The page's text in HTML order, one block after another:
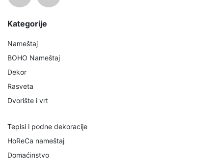
Kategorije
Nameštaj
BOHO Nameštaj
Dekor
Rasveta
Dvorište i vrt
Tepisi i podne dekoracije
HoReCa nameštaj
Domaćinstvo